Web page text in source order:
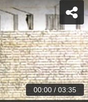
00:00 / 03:35